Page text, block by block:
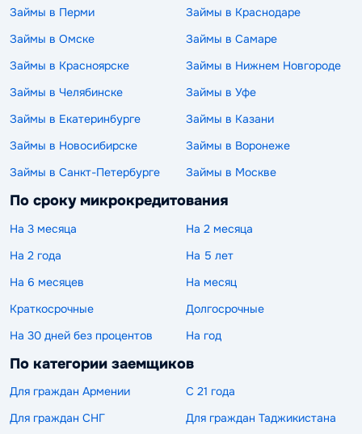
Займы в Перми
Займы в Краснодаре
Займы в Омске
Займы в Самаре
Займы в Красноярске
Займы в Нижнем Новгороде
Займы в Челябинске
Займы в Уфе
Займы в Екатеринбурге
Займы в Казани
Займы в Новосибирске
Займы в Воронеже
Займы в Санкт-Петербурге
Займы в Москве
По сроку микрокредитования
На 3 месяца
На 2 месяца
На 2 года
На 5 лет
На 6 месяцев
На месяц
Краткосрочные
Долгосрочные
На 30 дней без процентов
На год
По категории заемщиков
Для граждан Армении
С 21 года
Для граждан СНГ
Для граждан Таджикистана